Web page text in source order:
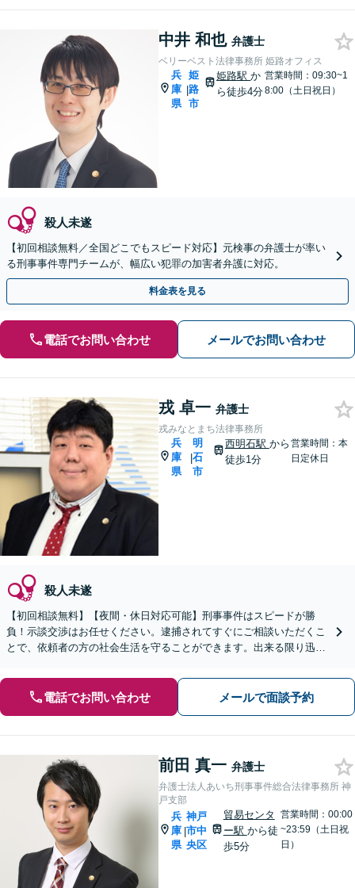
中井 和也 弁護士
ベリーベスト法律事務所 姫路オフィス
兵
庫
県
|
姫
路
市
姫路駅か
ら徒歩4分
営業時間：09:30~1
8:00（土日祝日）
殺人未遂
【初回相談無料／全国どこでもスピード対応】元検事の弁護士が率い
る刑事事件専門チームが、幅広い犯罪の加害者弁護に対応。
料金表を見る
電話でお問い合わせ メールでお問い合わせ
戎 卓一 弁護士
戎みなとまち法律事務所
兵
庫
県
|
明
石
市
西明石駅 から
徒歩1分
営業時間：本
日定休日
殺人未遂
【初回相談無料】【夜間・休日対応可能】刑事事件はスピードが勝
負！示談交渉はお任せください。逮捕されてすぐにご相談いただくこ
とで、依頼者の方の社会生活を守ることができます。出来る限り迅
電話でお問い合わせ メールで面談予約
前田 真一 弁護士
弁護士法人あいち刑事事件総合法律事務所 神
戸支部
兵
庫
県
|
神戸
市中
央区
貿易センタ
ー駅 から徒
歩5分
営業時間：00:00
~23:59（土日祝
日）